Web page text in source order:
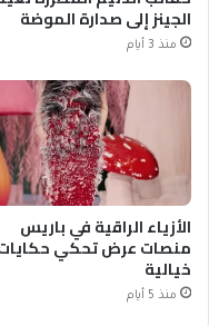
الجينز إلى صدارة الموضة
منذ 3 أيام
الأزياء الراقية في باريس
منصات عرض تحكي
خيالية
منذ 5 أيام